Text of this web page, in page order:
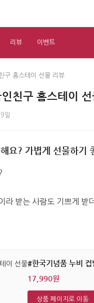
리뷰 이벤트
구 홈스테이 선물 리뷰
친구 홈스테이
일
요? 가볍게 선물하기
라 받는 사람도 기쁘게 받
#한국기념품 누비
17,990원
상품 페이지로 이동